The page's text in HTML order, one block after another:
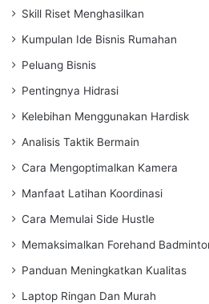
Skill Riset Menghasilkan
Kumpulan Ide Bisnis Rumahan
Peluang Bisnis
Pentingnya Hidrasi
Kelebihan Menggunakan Hardisk
Analisis Taktik Bermain
Cara Mengoptimalkan Kamera
Manfaat Latihan Koordinasi
Cara Memulai Side Hustle
Memaksimalkan Forehand
Panduan Meningkatkan Kualitas
Laptop Ringan Dan Murah